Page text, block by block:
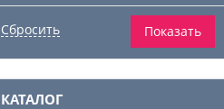
КАТАЛОГ